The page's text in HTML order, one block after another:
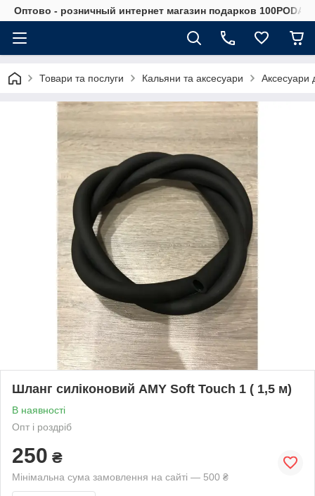
Оптово - розничный интернет магазин подарков
Товари та послуги Кальяни та аксесуари Аксесуари
Шланг силіконовий AMY Soft Touch 1 ( 1,5 м)
В наявності
Опт і роздріб
250 ₴
Мінімальна сума замовлення на сайті — 500 ₴